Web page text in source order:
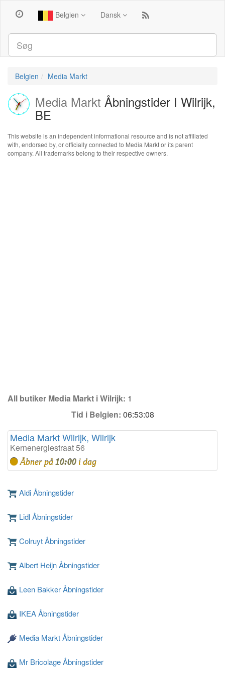
Belgien Dansk
Belgien Media Markt
Media Markt Åbningstider I Wilrijk,
BE
This website is an independent informational resource and is not affiliated
with, endorsed by, or officially connected to Media Markt or its parent
company. All trademarks belong to their respective owners.
All butiker Media Markt i Wilrijk: 1
Tid i Belgien: 06:53:08
Media Markt Wilrijk, Wilrijk
Kernenergiestraat 56
Åbner på 10:00 i dag
Aldi Åbningstider
Lidl Åbningstider
Colruyt Åbningstider
Albert Heijn Åbningstider
Leen Bakker Åbningstider
IKEA Åbningstider
Media Markt Åbningstider
Mr Bricolage Åbningstider